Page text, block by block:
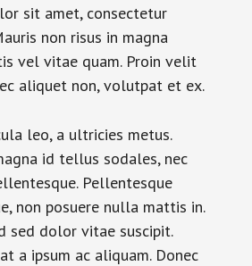
sit amet, consectetur
non risus in magna
vel vitae quam. Proin velit
aliquet non, volutpat et ex.
leo, a ultricies metus.
id tellus sodales, nec
Pellentesque
non posuere nulla mattis in.
sed dolor vitae suscipit.
a ipsum ac aliquam. Donec